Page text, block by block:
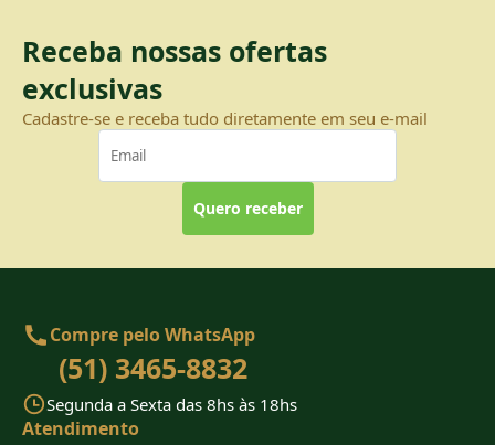
Receba nossas ofertas
exclusivas
Cadastre-se e receba tudo diretamente em seu e-mail
Quero receber
Compre pelo WhatsApp
(51) 3465-8832
Segunda a Sexta das 8hs às 18hs
Atendimento